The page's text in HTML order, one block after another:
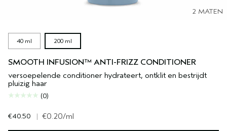
2 MATEN
40 ml 200 ml
SMOOTH INFUSION™ ANTI-FRIZZ CONDITIONER
versoepelende conditioner hydrateert, ontklit en bestrijdt
pluizig haar
(0)
€40.50 | €0.20/ml